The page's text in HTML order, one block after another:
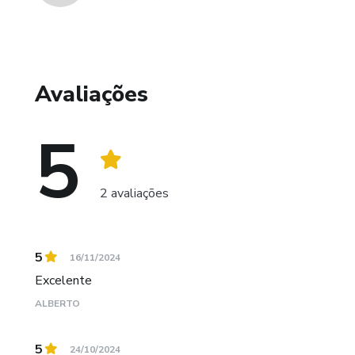
Avaliações
5 2 avaliações
5 16/11/2024
Excelente
ALBERTO
5 24/10/2024